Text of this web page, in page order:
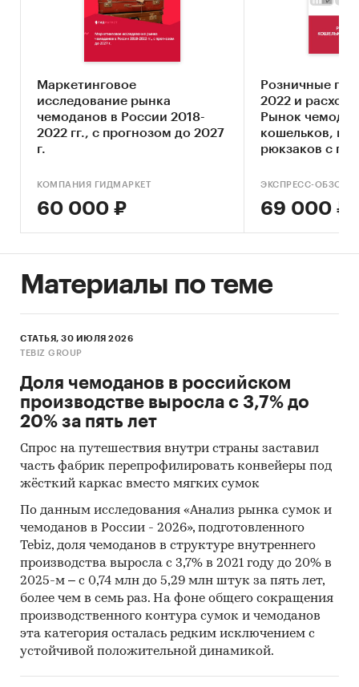
по выручке, зарегистрированных в ОКВЭД2
15.12 «Производство чемоданов, дамских
сумок и аналогичных изделий из кожи и
седельных и других изделий из кожи»
Оценка размеров выручки и темпов
прироста выручки
актуализация их контактной информации
Оценка конкурентной концентрации
Основные блоки исследования:
«Производство чемоданов, дамских сумок и
аналогичных изделий из кожи и других
материалов; производство шорно-седельных и
других изделий из кожи»: профили участников
базы предприятий ТОП-100
Контактная информация ТОП-100
предприятий отрасли «Производство
чемоданов, дамских сумок и аналогичных
изделий из кожи и других материалов;
производство шорно-седельных и других
изделий из кожи»
Региональное распределение ТОП-100
предприятий отрасли «Производство
чемоданов, дамских сумок и аналогичных
изделий из кожи и других материалов;
производство шорно-седельных и других
Маркетинговое
исследование рынка
чемоданов в России 2018-
2022 гг., с прогнозом до 2027
г.
КОМПАНИЯ ГИДМАРКЕТ
60 000 ₽
Розничные
2022 и
Рынок
кошельков,
рюкзаков с
ЭКСПРЕСС-ОБЗОР
69 000 ₽
Материалы по теме
СТАТЬЯ, 30 ИЮЛЯ 2026
TEBIZ GROUP
Доля чемоданов в российском
производстве выросла с 3,7% до
20% за пять лет
Спрос на путешествия внутри страны заставил
часть фабрик перепрофилировать конвейеры под
жёсткий каркас вместо мягких сумок
По данным исследования «Анализ рынка сумок и
чемоданов в России - 2026», подготовленного
Tebiz, доля чемоданов в структуре внутреннего
производства выросла с 3,7% в 2021 году до 20% в
2025-м – c 0,74 млн до 5,29 млн штук за пять лет,
более чем в семь раз. На фоне общего сокращения
производственного контура сумок и чемоданов
эта категория осталась редким исключением с
устойчивой положительной динамикой.